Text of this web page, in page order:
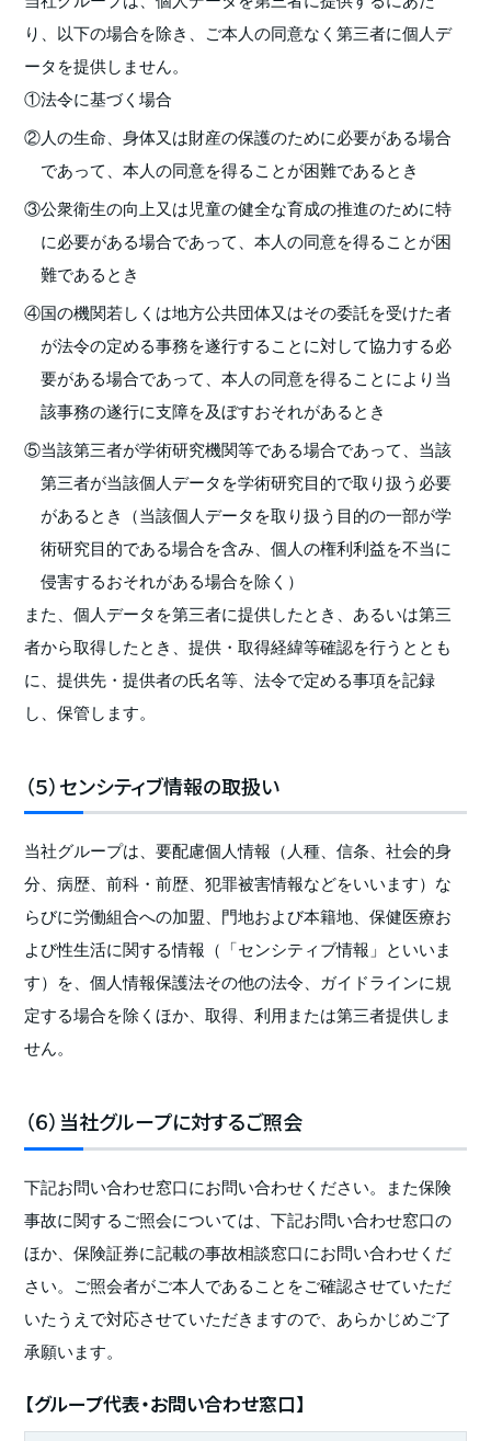
り、以下の場合を除き、ご本人の同意なく第三者に個人デ
ータを提供しません。
①法令に基づく場合
②人の生命、身体又は財産の保護のために必要がある場合
であって、本人の同意を得ることが困難であるとき
③公衆衛生の向上又は児童の健全な育成の推進のために特
に必要がある場合であって、本人の同意を得ることが困
難であるとき
④国の機関若しくは地方公共団体又はその委託を受けた者
が法令の定める事務を遂行することに対して協力する必
要がある場合であって、本人の同意を得ることにより当
該事務の遂行に支障を及ぼすおそれがあるとき
⑤当該第三者が学術研究機関等である場合であって、当該
第三者が当該個人データを学術研究目的で取り扱う必要
があるとき（当該個人データを取り扱う目的の一部が学
術研究目的である場合を含み、個人の権利利益を不当に
侵害するおそれがある場合を除く）
また、個人データを第三者に提供したとき、あるいは第三
者から取得したとき、提供・取得経緯等確認を行うととも
に、提供先・提供者の氏名等、法令で定める事項を記録
し、保管します。
（５）センシティブ情報の取扱い
当社グループは、要配慮個人情報（人種、信条、社会的身
分、病歴、前科・前歴、犯罪被害情報などをいいます）な
らびに労働組合への加盟、門地および本籍地、保健医療お
よび性生活に関する情報（「センシティブ情報」といいま
す）を、個人情報保護法その他の法令、ガイドラインに規
定する場合を除くほか、取得、利用または第三者提供しま
せん。
（６）当社グループに対するご照会
下記お問い合わせ窓口にお問い合わせください。また保険
事故に関するご照会については、下記お問い合わせ窓口の
ほか、保険証券に記載の事故相談窓口にお問い合わせくだ
さい。ご照会者がご本人であることをご確認させていただ
いたうえで対応させていただきますので、あらかじめご了
承願います。
【グループ代表・お問い合わせ窓口】